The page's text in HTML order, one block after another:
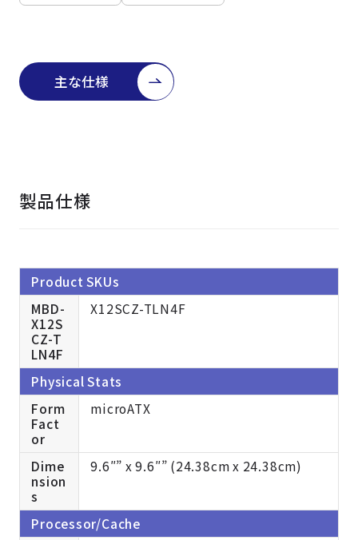
主な仕様
製品仕様
Product SKUs
MBD-
X12S
CZ-T
LN4F
X12SCZ-TLN4F
Physical Stats
Form
Fact
or
microATX
Dime
nsion
s
9.6″” x 9.6″” (24.38cm x 24.38cm)
Processor/Cache